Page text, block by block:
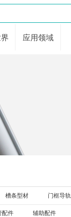
应用领域
槽条型材 门框导轨
配件 辅助配件